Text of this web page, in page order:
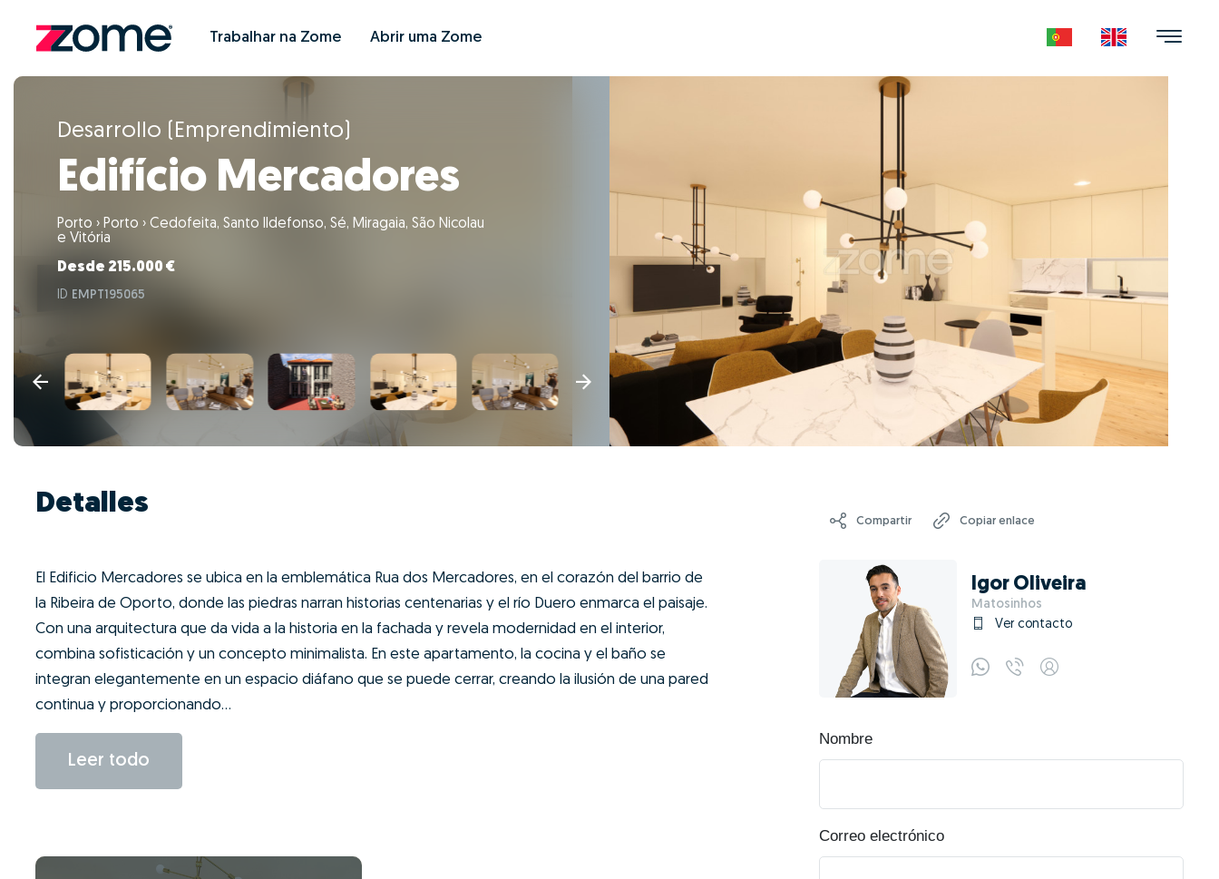
Trabalhar na Zome Abrir uma Zome
Desarrollo (Emprendimiento)
Edifício Mercadores
Porto › Porto › Cedofeita, Santo Ildefonso, Sé, Miragaia, São Nicolau
e Vitória
Desde 215.000 €
ID EMPT195065
Detalles
El Edificio Mercadores se ubica en la emblemática Rua dos Mercadores, en el corazón del barrio de
la Ribeira de Oporto, donde las piedras narran historias centenarias y el río Duero enmarca el paisaje.
Con una arquitectura que da vida a la historia en la fachada y revela modernidad en el interior,
combina sofisticación y un concepto minimalista. En este apartamento, la cocina y el baño se
integran elegantemente en un espacio diáfano que se puede cerrar, creando la ilusión de una pared
continua y proporcionando...
Leer todo
Compartir Copiar enlace
Igor Oliveira
Matosinhos
Ver contacto
Nombre
Correo electrónico